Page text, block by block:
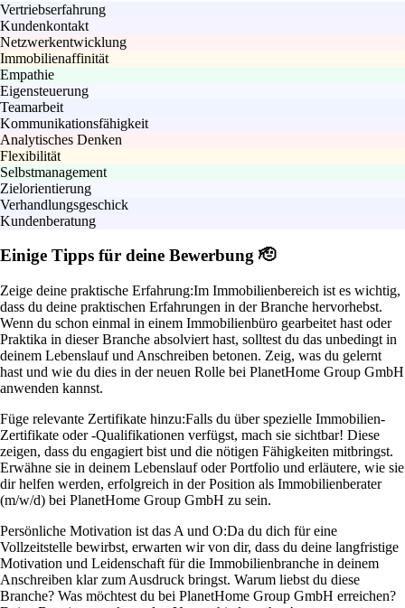
Vertriebserfahrung
Kundenkontakt
Netzwerkentwicklung
Immobilienaffinität
Empathie
Eigensteuerung
Teamarbeit
Kommunikationsfähigkeit
Analytisches Denken
Flexibilität
Selbstmanagement
Zielorientierung
Verhandlungsgeschick
Kundenberatung
Einige Tipps für deine Bewerbung 🫡
Zeige deine praktische Erfahrung:Im Immobilienbereich ist es wichtig,
dass du deine praktischen Erfahrungen in der Branche hervorhebst.
Wenn du schon einmal in einem Immobilienbüro gearbeitet hast oder
Praktika in dieser Branche absolviert hast, solltest du das unbedingt in
deinem Lebenslauf und Anschreiben betonen. Zeig, was du gelernt
hast und wie du dies in der neuen Rolle bei PlanetHome Group GmbH
anwenden kannst.
Füge relevante Zertifikate hinzu:Falls du über spezielle Immobilien-
Zertifikate oder -Qualifikationen verfügst, mach sie sichtbar! Diese
zeigen, dass du engagiert bist und die nötigen Fähigkeiten mitbringst.
Erwähne sie in deinem Lebenslauf oder Portfolio und erläutere, wie sie
dir helfen werden, erfolgreich in der Position als Immobilienberater
(m/w/d) bei PlanetHome Group GmbH zu sein.
Persönliche Motivation ist das A und O:Da du dich für eine
Vollzeitstelle bewirbst, erwarten wir von dir, dass du deine langfristige
Motivation und Leidenschaft für die Immobilienbranche in deinem
Anschreiben klar zum Ausdruck bringst. Warum liebst du diese
Branche? Was möchtest du bei PlanetHome Group GmbH erreichen?